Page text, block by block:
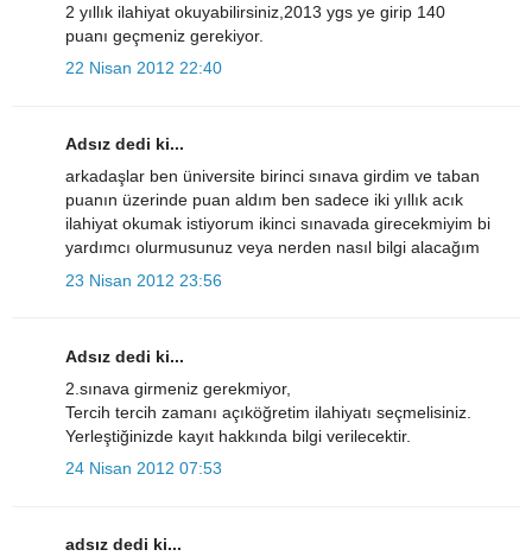
2 yıllık ilahiyat okuyabilirsiniz,2013 ygs ye girip 140
puanı geçmeniz gerekiyor.
22 Nisan 2012 22:40
Adsız dedi ki...
arkadaşlar ben üniversite birinci sınava girdim ve taban
puanın üzerinde puan aldım ben sadece iki yıllık acık
ilahiyat okumak istiyorum ikinci sınavada girecekmiyim bi
yardımcı olurmusunuz veya nerden nasıl bilgi alacağım
23 Nisan 2012 23:56
Adsız dedi ki...
2.sınava girmeniz gerekmiyor,
Tercih tercih zamanı açıköğretim ilahiyatı seçmelisiniz.
Yerleştiğinizde kayıt hakkında bilgi verilecektir.
24 Nisan 2012 07:53
adsız dedi ki...